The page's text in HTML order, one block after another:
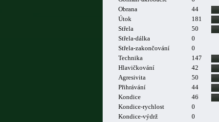
Obrana
44
Útok
181
Střela
50
Střela-dálka
0
Střela-zakončování
0
Technika
147
Hlavičkování
42
Agresivita
50
Přihrávání
44
Kondice
46
Kondice-rychlost
0
Kondice-výdrž
0